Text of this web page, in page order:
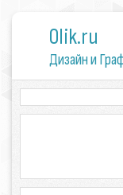
0lik.ru
Дизайн и